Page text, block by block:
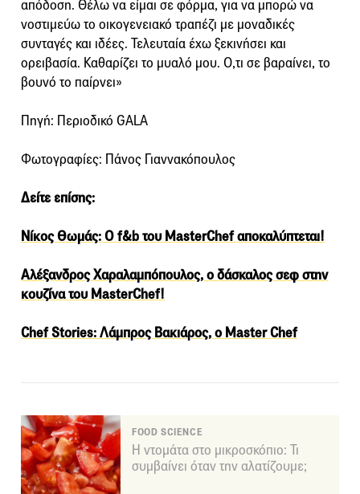
απόδοση. Θέλω να είμαι σε φόρμα, για να μπορώ να
νοστιμεύω το οικογενειακό τραπέζι με μοναδικές
συνταγές και ιδέες. Τελευταία έχω ξεκινήσει και
ορειβασία. Καθαρίζει το μυαλό μου. Ο,τι σε βαραίνει, το
βουνό το παίρνει»
Πηγή: Περιοδικό GALA
Φωτογραφίες: Πάνος Γιαννακόπουλος
Δείτε επίσης:
Νίκος Θωμάς: Ο f&b του MasterChef αποκαλύπτεται!
Αλέξανδρος Χαραλαμπόπουλος, ο δάσκαλος σεφ στην
κουζίνα του MasterChef!
Chef Stories: Λάμπρος Βακιάρος, ο Master Chef
FOOD SCIENCE
Η ντομάτα στο μικροσκόπιο: Τι
συμβαίνει όταν την αλατίζουμε;